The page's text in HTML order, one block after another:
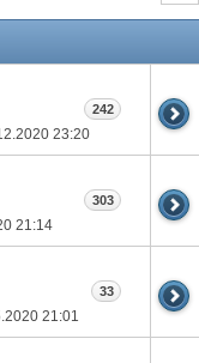
23:20
242
21:14
303
21:01
33